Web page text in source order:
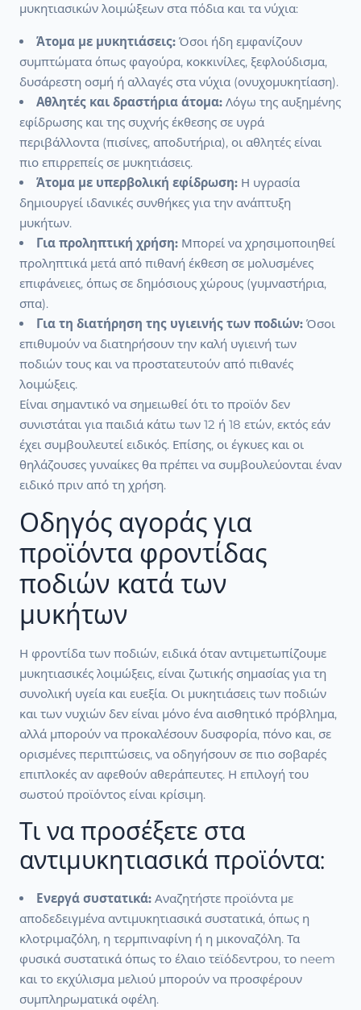
μυκητιασικών λοιμώξεων στα πόδια και τα νύχια:
Άτομα με μυκητιάσεις: Όσοι ήδη εμφανίζουν
συμπτώματα όπως φαγούρα, κοκκινίλες, ξεφλούδισμα,
δυσάρεστη οσμή ή αλλαγές στα νύχια (ονυχομυκητίαση).
Αθλητές και δραστήρια άτομα: Λόγω της αυξημένης
εφίδρωσης και της συχνής έκθεσης σε υγρά
περιβάλλοντα (πισίνες, αποδυτήρια), οι αθλητές είναι
πιο επιρρεπείς σε μυκητιάσεις.
Άτομα με υπερβολική εφίδρωση: Η υγρασία
δημιουργεί ιδανικές συνθήκες για την ανάπτυξη
μυκήτων.
Για προληπτική χρήση: Μπορεί να χρησιμοποιηθεί
προληπτικά μετά από πιθανή έκθεση σε μολυσμένες
επιφάνειες, όπως σε δημόσιους χώρους (γυμναστήρια,
σπα).
Για τη διατήρηση της υγιεινής των ποδιών: Όσοι
επιθυμούν να διατηρήσουν την καλή υγιεινή των
ποδιών τους και να προστατευτούν από πιθανές
λοιμώξεις.
Είναι σημαντικό να σημειωθεί ότι το προϊόν δεν
συνιστάται για παιδιά κάτω των 12 ή 18 ετών, εκτός εάν
έχει συμβουλευτεί ειδικός. Επίσης, οι έγκυες και οι
θηλάζουσες γυναίκες θα πρέπει να συμβουλεύονται έναν
ειδικό πριν από τη χρήση.
Οδηγός αγοράς για
προϊόντα φροντίδας
ποδιών κατά των
μυκήτων
Η φροντίδα των ποδιών, ειδικά όταν αντιμετωπίζουμε
μυκητιασικές λοιμώξεις, είναι ζωτικής σημασίας για τη
συνολική υγεία και ευεξία. Οι μυκητιάσεις των ποδιών
και των νυχιών δεν είναι μόνο ένα αισθητικό πρόβλημα,
αλλά μπορούν να προκαλέσουν δυσφορία, πόνο και, σε
ορισμένες περιπτώσεις, να οδηγήσουν σε πιο σοβαρές
επιπλοκές αν αφεθούν αθεράπευτες. Η επιλογή του
σωστού προϊόντος είναι κρίσιμη.
Τι να προσέξετε στα
αντιμυκητιασικά προϊόντα:
Ενεργά συστατικά: Αναζητήστε προϊόντα με
αποδεδειγμένα αντιμυκητιασικά συστατικά, όπως η
κλοτριμαζόλη, η τερμπιναφίνη ή η μικοναζόλη. Τα
φυσικά συστατικά όπως το έλαιο τεϊόδεντρου, το neem
και το εκχύλισμα μελιού μπορούν να προσφέρουν
συμπληρωματικά οφέλη.